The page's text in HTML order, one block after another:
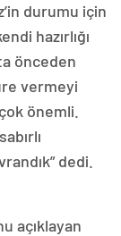
durumu için
hazırlığı
önceden
vermeyi
önemli.
dedi.
açıklayan